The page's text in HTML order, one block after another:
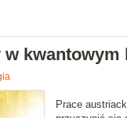
w kwantowym
Prace